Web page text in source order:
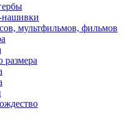
нашивки
мультфильмов, фильмов
размера